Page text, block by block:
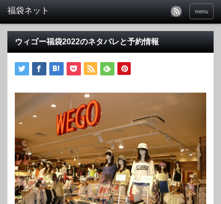
福袋ネット menu
ウィゴー福袋2022のネタバレと予約情報